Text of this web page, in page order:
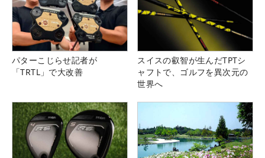
パターこじらせ記者が
「TRTL」で大改善
スイスの叡智が生んだTPTシ
ャフトで、ゴルフを異次元の
世界へ